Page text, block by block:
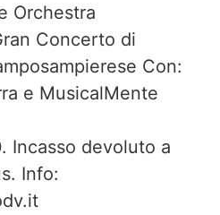
Orchestra
Concerto di
Con:
e MusicalMente
Incasso devoluto a
Info: